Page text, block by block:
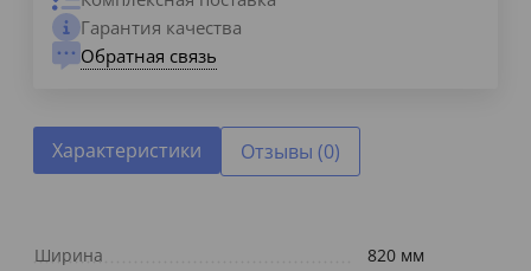
Гарантия качества
Обратная связь
Характеристики Отзывы (0)
Ширина
820 мм